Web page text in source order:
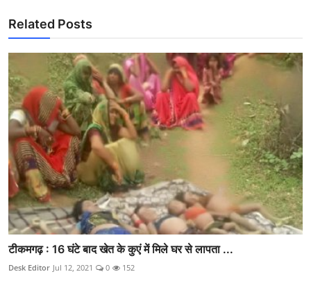
Related Posts
टीकमगढ़ : 16 घंटे बाद खेत के कुएं में मिले घर से लापता ...
Desk Editor Jul 12, 2021 0 152